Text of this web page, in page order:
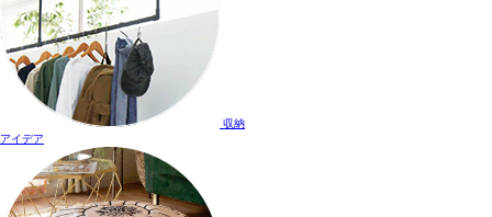
収納
アイデア